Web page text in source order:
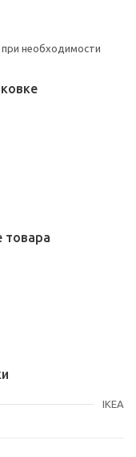
при необходимости
товара
IKEA